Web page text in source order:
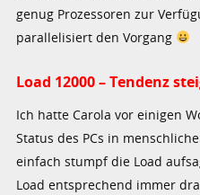
genug Prozessoren zur
parallelisiert den Vorgang
Load 12000 – Tendenz
Ich hatte Carola vor einigen
Status des PCs in
einfach stumpf die Load
Load entsprechend immer